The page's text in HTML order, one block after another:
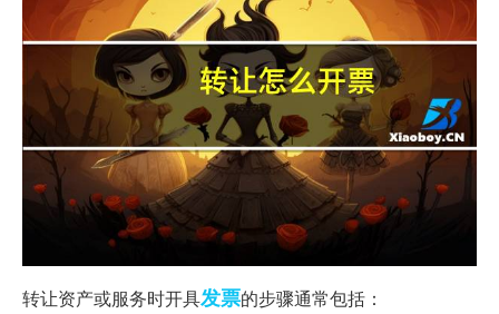
转让资产或服务时开具发票的步骤通常包括：